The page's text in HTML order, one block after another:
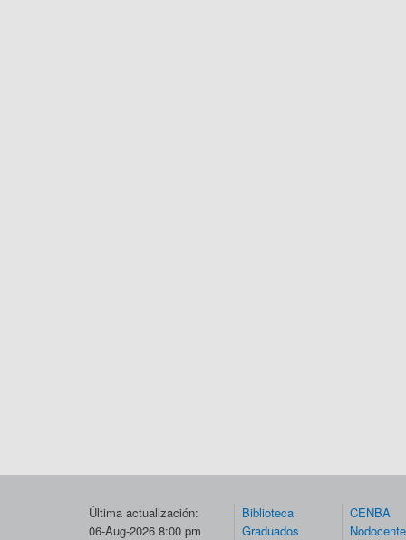
Última actualización:
06-Aug-2026 8:00 pm
Biblioteca
Graduados
CENBA